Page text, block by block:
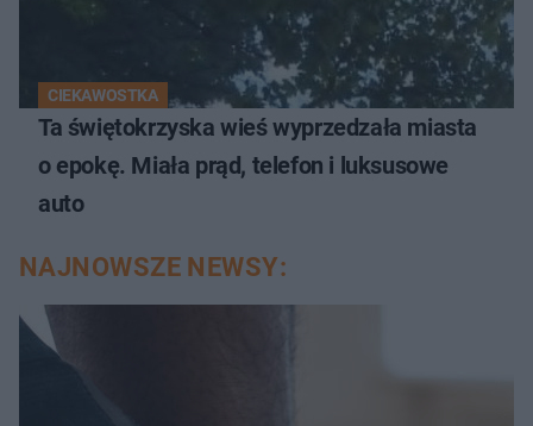
CIEKAWOSTKA
Ta świętokrzyska wieś wyprzedzała miasta
o epokę. Miała prąd, telefon i luksusowe
auto
NAJNOWSZE NEWSY: